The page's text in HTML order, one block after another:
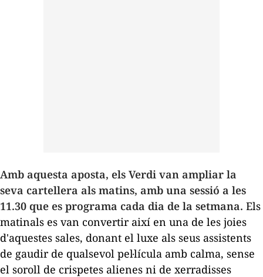
Amb aquesta aposta, els Verdi van ampliar la
seva cartellera als matins, amb una sessió a les
11.30 que es programa cada dia de la setmana. Els
matinals es van convertir així en una de les joies
d'aquestes sales, donant el luxe als seus assistents
de gaudir de qualsevol pel·lícula amb calma, sense
el soroll de crispetes alienes ni de xerradisses